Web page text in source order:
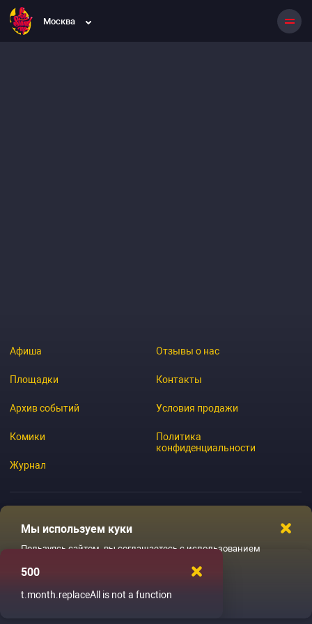
Москва
Афиша
Площадки
Архив событий
Комики
Журнал
Отзывы о нас
Контакты
Условия продажи
Политика
конфиденциальности
Мы используем куки
Пользуясь сайтом, вы соглашаетесь с использованием
Ладненько
500
t.month.replaceAll is not a function